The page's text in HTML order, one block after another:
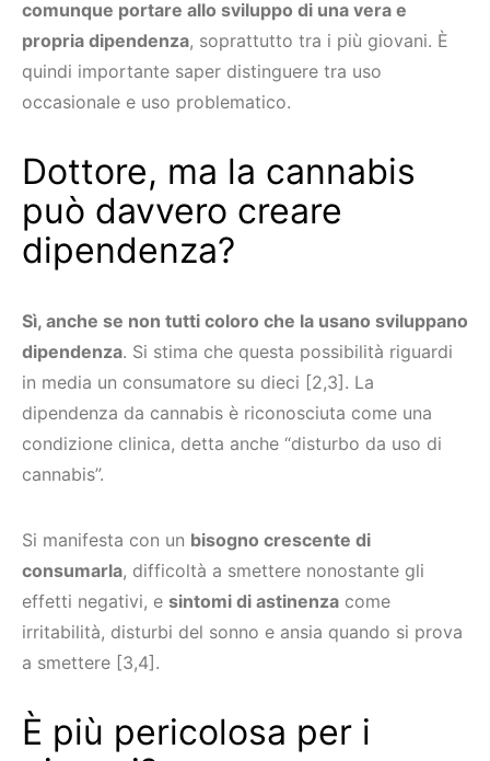
comunque portare allo sviluppo di una vera e
propria dipendenza, soprattutto tra i più giovani. È
quindi importante saper distinguere tra uso
occasionale e uso problematico.
Dottore, ma la cannabis
può davvero creare
dipendenza?
Sì, anche se non tutti coloro che la usano sviluppano
dipendenza. Si stima che questa possibilità riguardi
in media un consumatore su dieci [2,3]. La
dipendenza da cannabis è riconosciuta come una
condizione clinica, detta anche “disturbo da uso di
cannabis”.
Si manifesta con un bisogno crescente di
consumarla, difficoltà a smettere nonostante gli
effetti negativi, e sintomi di astinenza come
irritabilità, disturbi del sonno e ansia quando si prova
a smettere [3,4].
È più pericolosa per i